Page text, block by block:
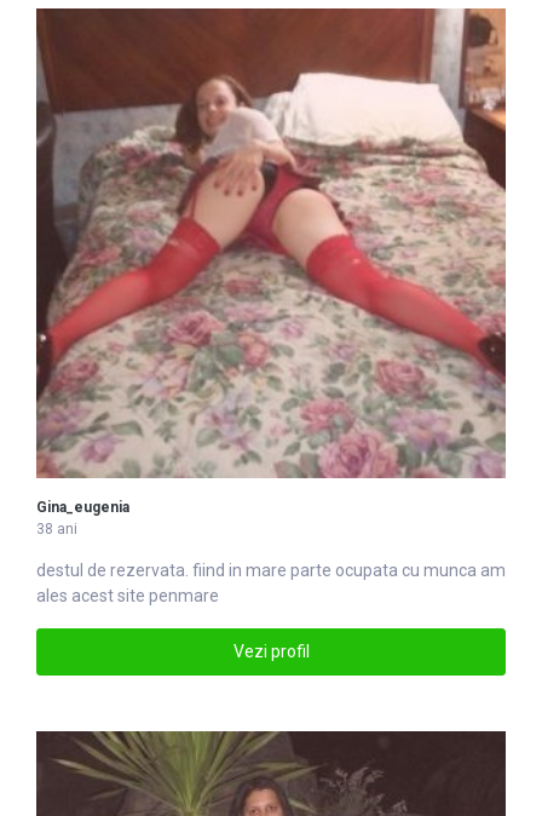
Gina_eugenia
38 ani
destul de rezervata. fiind in mare parte ocupata cu munca am
ales acest site penmare
Vezi profil